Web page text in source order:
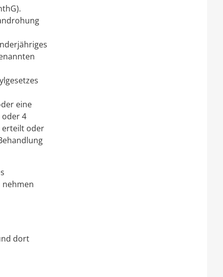
eine
oder 4
erteilt oder
nehmen
dort